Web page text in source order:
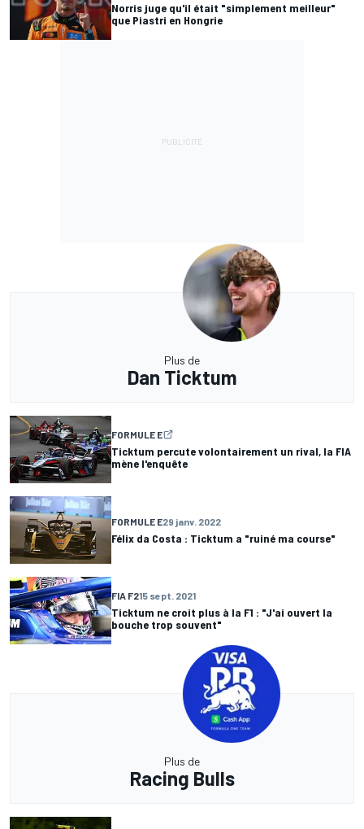
Norris juge qu'il était "simplement meilleur"
que Piastri en Hongrie
Plus de
Dan Ticktum
FORMULE E
Ticktum percute volontairement un rival, la FIA
mène l'enquête
FORMULE E29 janv. 2022
Félix da Costa : Ticktum a "ruiné ma course"
FIA F215 sept. 2021
Ticktum ne croit plus à la F1 : "J'ai ouvert la
bouche trop souvent"
Plus de
Racing Bulls